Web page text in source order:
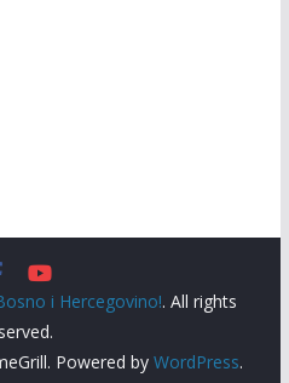
i Hercegovino!. All rights
Powered by WordPress.